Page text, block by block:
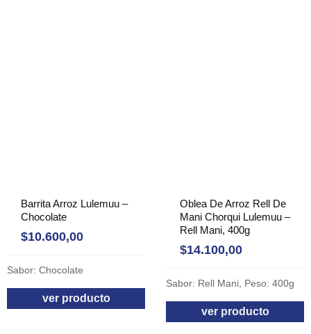
Barrita Arroz Lulemuu –
Chocolate
$10.600,00
Sabor: Chocolate
ver producto
Oblea De Arroz Rell De
Mani Chorqui Lulemuu –
Rell Mani, 400g
$14.100,00
Sabor: Rell Mani, Peso: 400g
ver producto